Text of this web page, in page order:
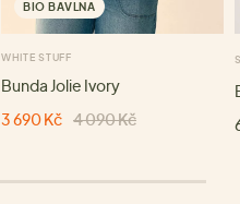
BIO BAVLNA
WHITE STUFF
Bunda Jolie Ivory
3 690 Kč 4 090 Kč